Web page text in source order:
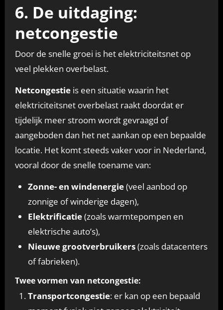
6. De uitdaging:
netcongestie
Door de snelle groei is het elektriciteitsnet op
veel plekken overbelast.
Netcongestieis een situatie waarin het
elektriciteitsnet overbelast raakt doordat er
tijdelijk meer stroom wordt gevraagd of
aangeboden dan het net aankan op een bepaalde
locatie. Het komt steeds vaker voor in Nederland,
vooral door de snelle toename van:
Zonne- en windenergie(veel aanbod op
zonnige of winderige dagen),
Elektrificatie(zoals warmtepompen en
elektrische auto’s),
Nieuwe grootverbruikers(zoals datacenters
of fabrieken).
Twee vormen van netcongestie:
Transportcongestie: er kan op een bepaald